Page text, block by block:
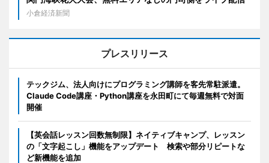
小倉経済新聞
プレスリリース
テックジム、法人向けにプログラミング講師を客先常駐派遣。
Claude Code講座・Python講座を永田町にて毎週無料で対面
開催
【英会話レッスン回数無制限】ネイティブキャンプ、レッスン
の「文字起こし」機能をアップデート 検索や部分リピートな
ど新機能を追加